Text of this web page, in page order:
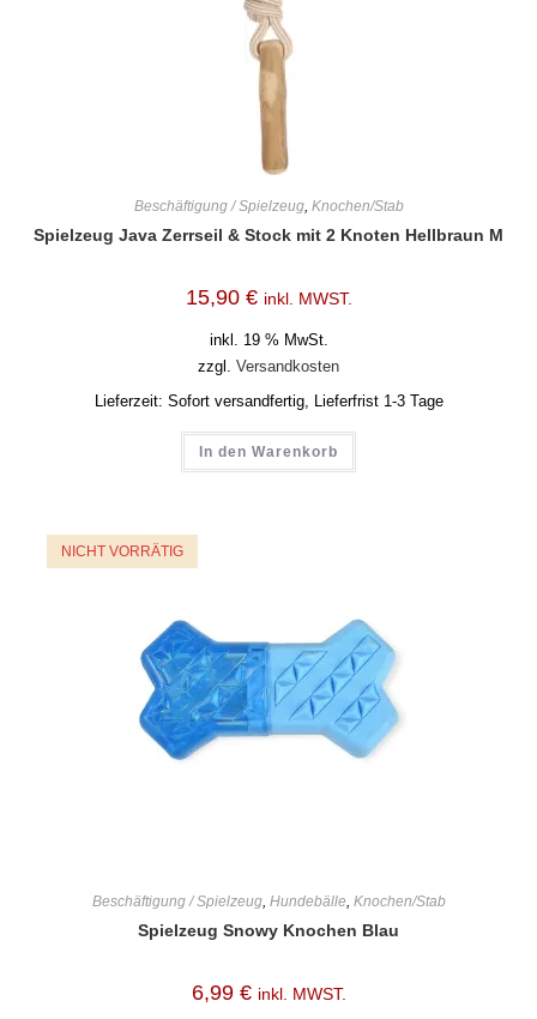
Beschäftigung / Spielzeug, Knochen/Stab
Spielzeug Java Zerrseil & Stock mit 2 Knoten Hellbraun M
15,90 € inkl. MWST.
inkl. 19 % MwSt.
zzgl. Versandkosten
Lieferzeit: Sofort versandfertig, Lieferfrist 1-3 Tage
In den Warenkorb
NICHT VORRÄTIG
Beschäftigung / Spielzeug, Hundebälle, Knochen/Stab
Spielzeug Snowy Knochen Blau
6,99 € inkl. MWST.